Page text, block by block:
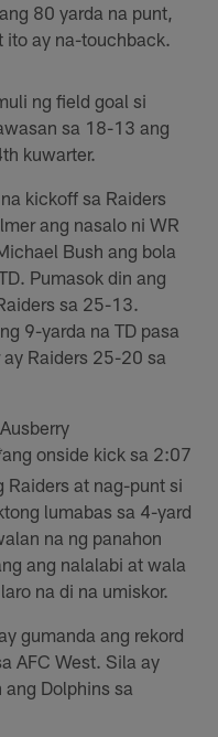
80 yarda na punt,
ay na-touchback.
ng field goal si
sa 18-13 ang
kuwarter.
kickoff sa Raiders
ang nasalo ni WR
Bush ang bola
Pumasok din ang
sa 25-13.
9-yarda na TD pasa
ay Raiders 25-20 sa
ang onside kick sa 2:07
Raiders at nag-punt si
lumabas sa 4-yard
na ng panahon
ang nalalabi at wala
na di na umiskor.
gumanda ang rekord
AFC West. Sila ay
Dolphins sa